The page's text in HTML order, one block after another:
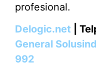
profesional.
Delogic.net |
General
992